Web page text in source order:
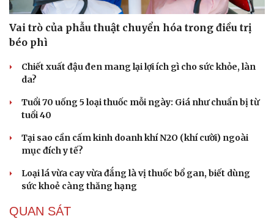
Vai trò của phẫu thuật chuyển hóa trong điều trị
béo phì
Chiết xuất đậu đen mang lại lợi ích gì cho sức khỏe, làn
da?
Tuổi 70 uống 5 loại thuốc mỗi ngày: Giá như chuẩn bị từ
tuổi 40
Tại sao cần cấm kinh doanh khí N2O (khí cười) ngoài
mục đích y tế?
Loại lá vừa cay vừa đắng là vị thuốc bổ gan, biết dùng
sức khoẻ càng thăng hạng
QUAN SÁT